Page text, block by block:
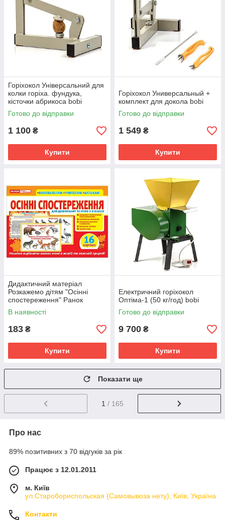
Горіхокол Універсальний для
колки горіха. фундука,
кісточки абрикоса bobi
Готово до відправки
1 100 ₴
Купити
Горіхокол Универсальный +
комплект для докола bobi
Готово до відправки
1 549 ₴
Купити
Дидактичний матеріал
Розкажемо дітям "Осінні
спостереження" Ранок
10107187У, 16 карток
В наявності
183 ₴
Купити
Електричний горіхокол
Оптіма-1 (50 кг/год) bobi
Готово до відправки
9 700 ₴
Купити
Показати ще
1 / 165
Про нас
89% позитивних з 70 відгуків за рік
Працює з 12.01.2011
м. Київ
ул.Старобориспольская (Самовывоза нету), Київ, Україна
Контакти